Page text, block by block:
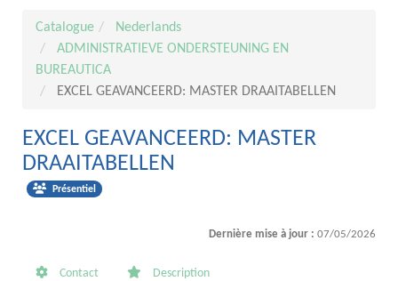
Catalogue
Nederlands
ADMINISTRATIEVE ONDERSTEUNING EN
BUREAUTICA
EXCEL GEAVANCEERD: MASTER DRAAITABELLEN
EXCEL GEAVANCEERD: MASTER
DRAAITABELLEN
Présentiel
Dernière mise à jour : 07/05/2026
Contact Description